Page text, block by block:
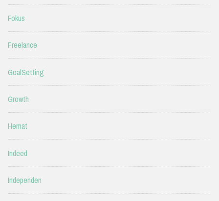
Fokus
Freelance
GoalSetting
Growth
Hemat
Indeed
Independen